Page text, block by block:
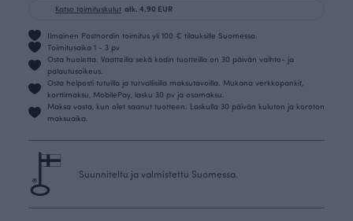
Katso toimituskulut alk. 4.90 EUR
Ilmainen Postnordin toimitus yli 100 € tilauksille Suomessa.
Toimitusaika 1 - 3 pv
Osta huoletta. Vaatteilla sekä kodin tuotteilla on 30 päivän vaihto- ja
palautusoikeus.
Osta helposti tutuilla ja turvallisilla maksutavoilla. Mukana verkkopankit,
korttimaksu, MobilePay, lasku 30 pv ja osamaksu.
Maksa vasta, kun olet saanut tuotteen. Laskulla 30 päivän kuluton ja koroton
maksuaika.
Suunniteltu ja valmistettu Suomessa.